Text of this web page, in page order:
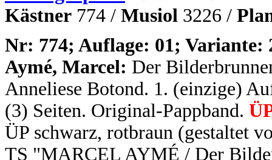
Kästner 774 / Musiol 3226 /
Nr: 774; Auflage: 01; Variante:
Aymé, Marcel: Der
Anneliese Botond. 1. (einzige)
(3) Seiten. Original-Pappband.
ÜP schwarz, rotbraun (gestaltet
TS "MARCEL AYMÉ / Der